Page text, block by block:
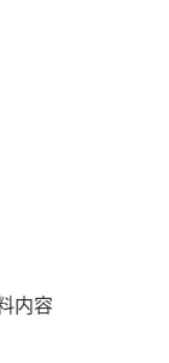
内容